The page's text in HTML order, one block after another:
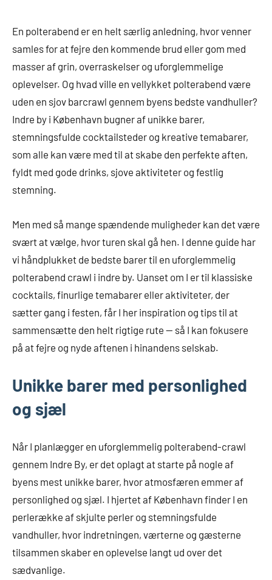
En polterabend er en helt særlig anledning, hvor venner
samles for at fejre den kommende brud eller gom med
masser af grin, overraskelser og uforglemmelige
oplevelser. Og hvad ville en vellykket polterabend være
uden en sjov barcrawl gennem byens bedste vandhuller?
Indre by i København bugner af unikke barer,
stemningsfulde cocktailsteder og kreative temabarer,
som alle kan være med til at skabe den perfekte aften,
fyldt med gode drinks, sjove aktiviteter og festlig
stemning.
Men med så mange spændende muligheder kan det være
svært at vælge, hvor turen skal gå hen. I denne guide har
vi håndplukket de bedste barer til en uforglemmelig
polterabend crawl i indre by. Uanset om I er til klassiske
cocktails, finurlige temabarer eller aktiviteter, der
sætter gang i festen, får I her inspiration og tips til at
sammensætte den helt rigtige rute — så I kan fokusere
på at fejre og nyde aftenen i hinandens selskab.
Unikke barer med personlighed
og sjæl
Når I planlægger en uforglemmelig polterabend-crawl
gennem Indre By, er det oplagt at starte på nogle af
byens mest unikke barer, hvor atmosfæren emmer af
personlighed og sjæl. I hjertet af København finder I en
perlerække af skjulte perler og stemningsfulde
vandhuller, hvor indretningen, værterne og gæsterne
tilsammen skaber en oplevelse langt ud over det
sædvanlige.